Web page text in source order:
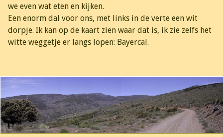
we even wat eten en kijken.
Een enorm dal voor ons, met links in de verte een wit
dorpje. Ik kan op de kaart zien waar dat is, ik zie zelfs het
witte weggetje er langs lopen: Bayercal.